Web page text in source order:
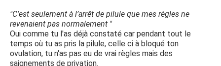
"C’est seulement à l’arrêt de pilule que mes règles ne
revenaient pas normalement "
Oui comme tu l'as déjà constaté car pendant tout le
temps où tu as pris la pilule, celle ci à bloqué ton
ovulation, tu n'as pas eu de vrai règles mais des
saignements de privation.